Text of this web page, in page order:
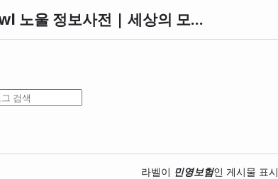
knowl 노울 정보사전 | 세상의 모든 정보와 지식 아카이브
라벨이 민영보험인 게시물 표시